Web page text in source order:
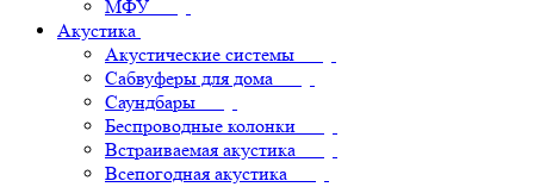
МФУ
Акустика
Акустические системы
Сабвуферы для дома
Саундбары
Беспроводные колонки
Встраиваемая акустика
Всепогодная акустика